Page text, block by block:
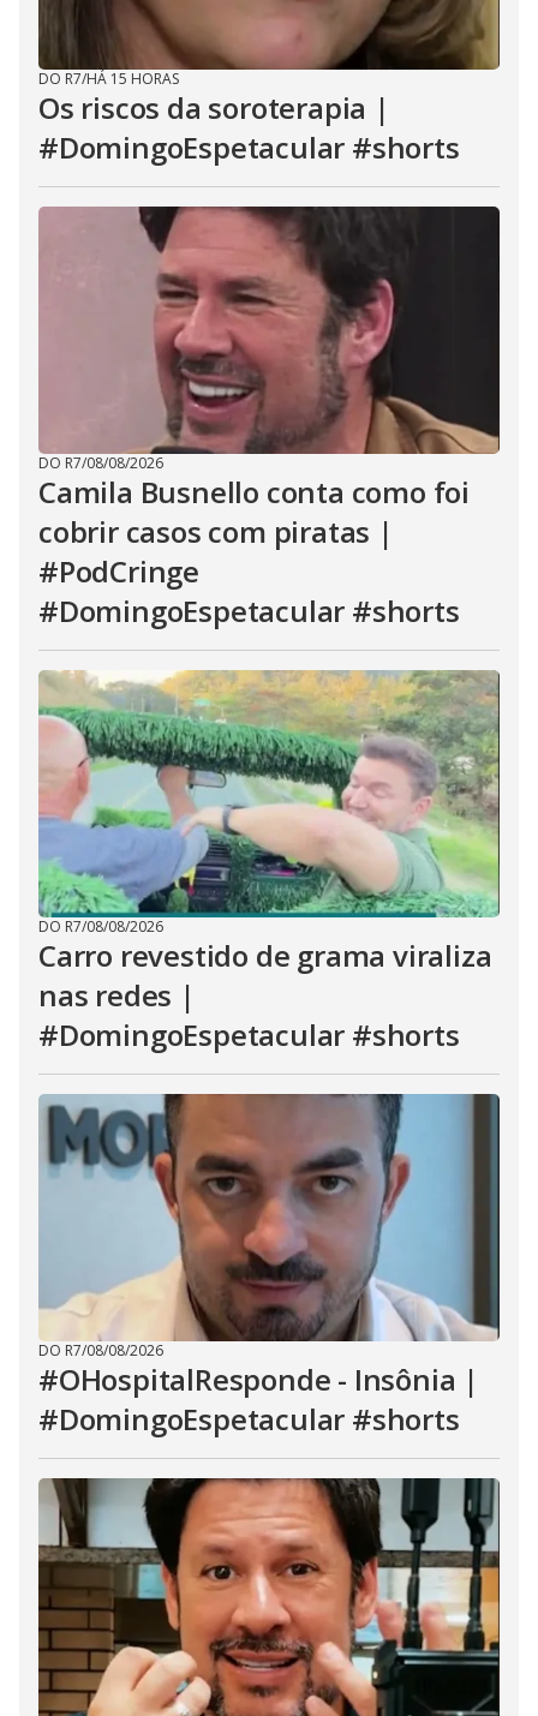
DO R7/HÁ 15 HORAS
Os riscos da soroterapia |
#DomingoEspetacular #shorts
DO R7/08/08/2026
Camila Busnello conta como foi
cobrir casos com piratas |
#PodCringe
#DomingoEspetacular #shorts
DO R7/08/08/2026
Carro revestido de grama viraliza
nas redes |
#DomingoEspetacular #shorts
DO R7/08/08/2026
#OHospitalResponde - Insônia |
#DomingoEspetacular #shorts